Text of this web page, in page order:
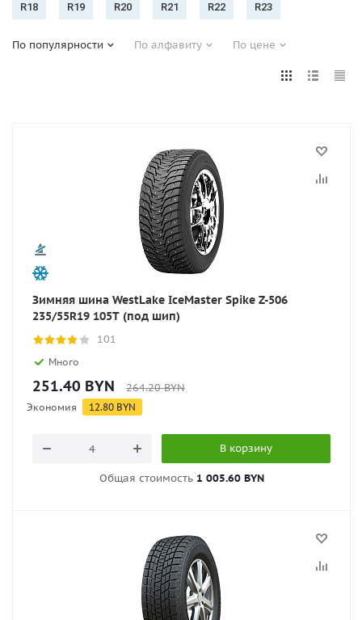
R18 R19 R20 R21 R22 R23
По популярности По алфавиту По цене
Зимняя шина WestLake IceMaster Spike Z-506
235/55R19 105T (под шип)
101
Много
251.40 BYN 264.20BYN
Экономия 12.80 BYN
В корзину
Общая стоимость 1 005.60 BYN